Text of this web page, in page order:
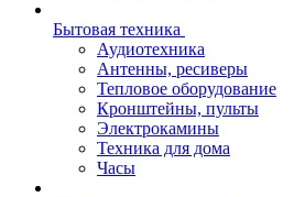
Бытовая техника
Аудиотехника
Антенны, ресиверы
Тепловое оборудование
Кронштейны, пульты
Электрокамины
Техника для дома
Часы